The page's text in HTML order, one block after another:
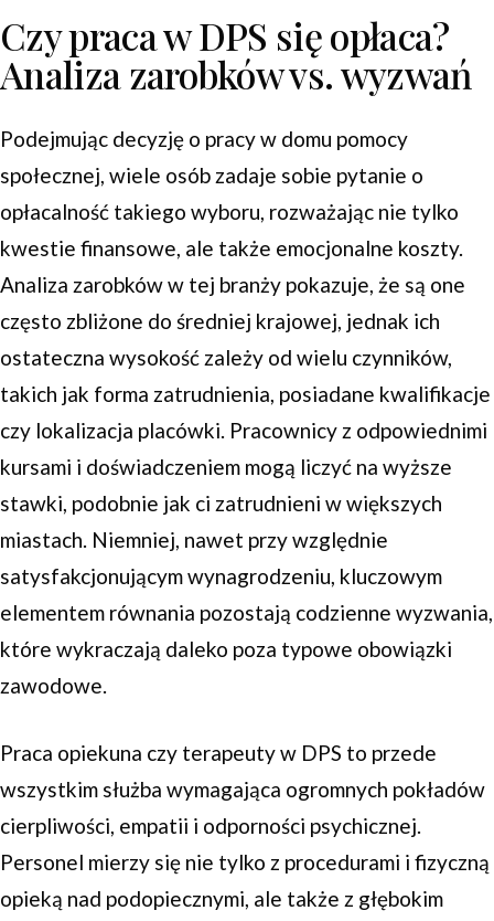
Czy praca w DPS się opłaca?
Analiza zarobków vs. wyzwań
Podejmując decyzję o pracy w domu pomocy
społecznej, wiele osób zadaje sobie pytanie o
opłacalność takiego wyboru, rozważając nie tylko
kwestie finansowe, ale także emocjonalne koszty.
Analiza zarobków w tej branży pokazuje, że są one
często zbliżone do średniej krajowej, jednak ich
ostateczna wysokość zależy od wielu czynników,
takich jak forma zatrudnienia, posiadane kwalifikacje
czy lokalizacja placówki. Pracownicy z odpowiednimi
kursami i doświadczeniem mogą liczyć na wyższe
stawki, podobnie jak ci zatrudnieni w większych
miastach. Niemniej, nawet przy względnie
satysfakcjonującym wynagrodzeniu, kluczowym
elementem równania pozostają codzienne wyzwania,
które wykraczają daleko poza typowe obowiązki
zawodowe.
Praca opiekuna czy terapeuty w DPS to przede
wszystkim służba wymagająca ogromnych pokładów
cierpliwości, empatii i odporności psychicznej.
Personel mierzy się nie tylko z procedurami i fizyczną
opieką nad podopiecznymi, ale także z głębokim